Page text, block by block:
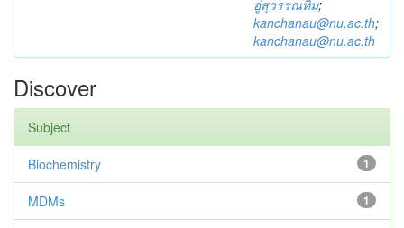
อู่สุวรรณทิม;
kanchanau@nu.ac.th;
kanchanau@nu.ac.th
Discover
Subject
1
Biochemistry
1
MDMs